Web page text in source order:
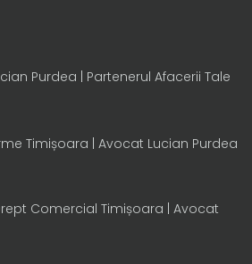
Purdea | Partenerul Afacerii Tale
Timișoara | Avocat Lucian Purdea
Comercial Timișoara | Avocat